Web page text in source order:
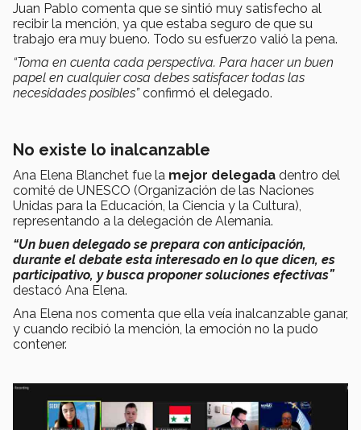
Juan Pablo comenta que se sintió muy satisfecho al
recibir la mención, ya que estaba seguro de que su
trabajo era muy bueno. Todo su esfuerzo valió la pena.
“Toma en cuenta cada perspectiva. Para hacer un buen
papel en cualquier cosa debes satisfacer todas las
necesidades posibles”confirmó el delegado.
No existe lo inalcanzable
Ana Elena Blanchet fue la mejor delegada dentro del
comité de UNESCO (Organización de las Naciones
Unidas para la Educación, la Ciencia y la Cultura),
representando a la delegación de Alemania.
“Un buen delegado se prepara con anticipación,
durante el debate esta interesado en lo que dicen, es
participativo, y busca proponer soluciones efectivas”
destacó Ana Elena.
Ana Elena nos comenta que ella veía inalcanzable ganar,
y cuando recibió la mención, la emoción no la pudo
contener.